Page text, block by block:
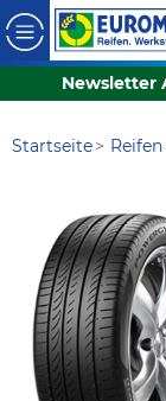
Newsletter
Startseite Reifen